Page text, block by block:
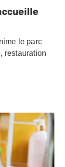
le parc
restauration